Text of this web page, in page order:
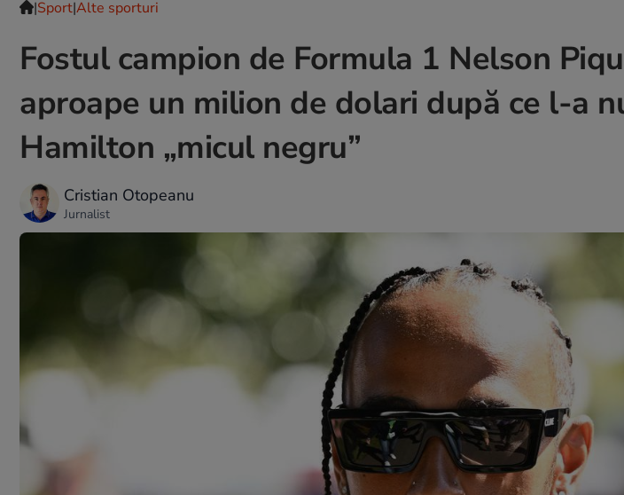
|Sport|Alte sporturi
Fostul campion de Formula 1 Nelson
aproape un milion de dolari după ce l-a
Hamilton „micul negru”
Cristian Otopeanu
Jurnalist